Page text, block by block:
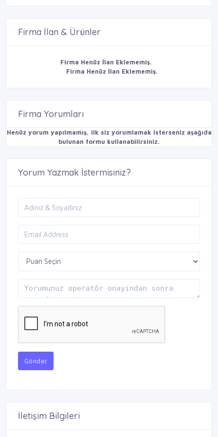
Firma İlan & Ürünler
Firma Henüz İlan Eklememiş.
Firma Henüz İlan Eklememiş.
Firma Yorumları
Henüz yorum yapılmamış, ilk siz yorumlamak isterseniz aşağıda
bulunan formu kullanabilirsiniz.
Yorum Yazmak İstermisiniz?
Gönder
İletişim Bilgileri